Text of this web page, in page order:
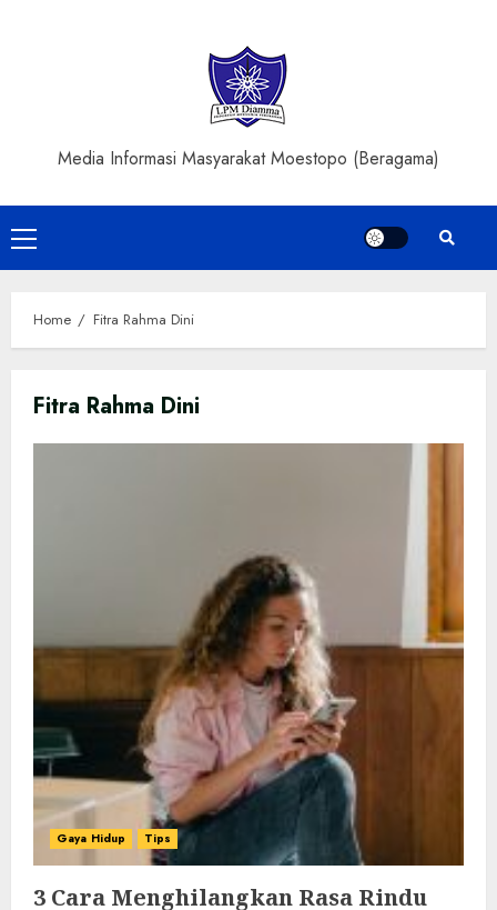
Media Informasi Masyarakat Moestopo (Beragama)
Primary
Menu
Home Fitra Rahma Dini
Fitra Rahma Dini
Gaya Hidup Tips
3 Cara Menghilangkan Rasa Rindu